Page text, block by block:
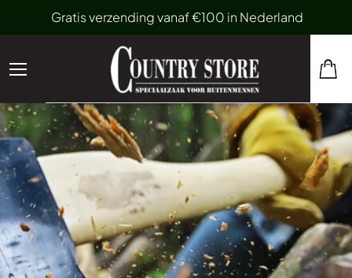
Gratis verzending vanaf €100 in Nederland